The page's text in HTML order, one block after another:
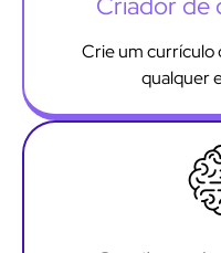
Crie um currículo
qualquer